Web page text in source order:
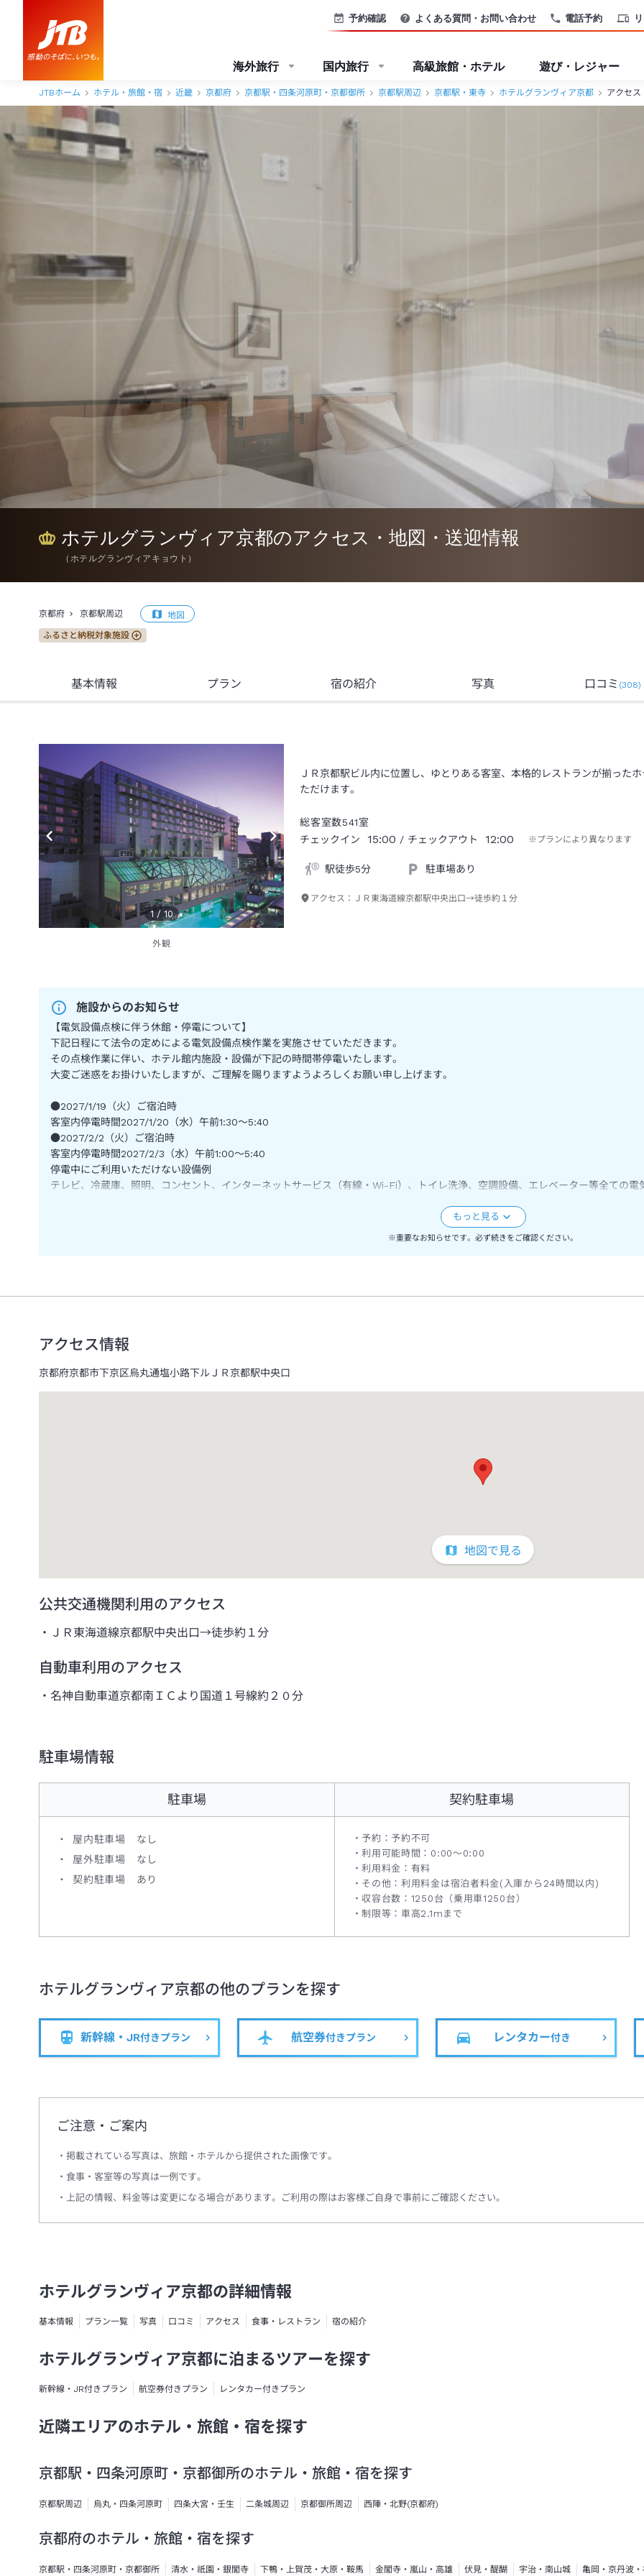
電話予約
予約確認 よくある質問・お問い合わせ
海外旅行 国内旅行 高級旅館・ホテル 遊び・レジャー
JTBホーム ホテル・旅館・宿 近畿 京都府 京都駅・四条河原町・京都御所 京都駅周辺 京都駅・東寺 ホテルグランヴィア京都 アクセス
ホテルグランヴィア京都のアクセス・地図・送迎情報
（ ホテルグランヴィアキョウト ）
京都府 京都駅周辺 地図
ふるさと納税対象施設
基本情報 プラン 宿の紹介 写真 口コミ (308)
1 / 10
外観
ＪＲ京都駅ビル内に位置し、ゆとりある客室、本格的レストランが揃った
ただけます。
総客室数541室
チェックイン
15:00 / チェックアウト 12:00 ※プランにより異なります
駅徒歩5分 駐車場あり
アクセス： ＪＲ東海道線京都駅中央出口→徒歩約１分
施設からのお知らせ
【電気設備点検に伴う休館・停電について】
下記日程にて法令の定めによる電気設備点検作業を実施させていただきます。
その点検作業に伴い、ホテル館内施設・設備が下記の時間帯停電いたします。
大変ご迷惑をお掛けいたしますが、ご理解を賜りますようよろしくお願い申し上げます。
●2027/1/19（火）ご宿泊時
客室内停電時間2027/1/20（水）午前1:30～5:40
●2027/2/2（火）ご宿泊時
客室内停電時間2027/2/3（水）午前1:00～5:40
停電中にご利用いただけない設備例
テレビ、冷蔵庫、照明、コンセント、インターネットサービス（有線・Wi-Fi）、トイレ洗浄、空調設備、エレベーター等全ての電
●8名以上のご予約（複数に分けた予約も含む）について、るるぶトラベル及びエース等の個人プランでのご予約は受け付けており
※重要なお知らせです。必ず続きをご確認ください。
アクセス情報
京都府京都市下京区烏丸通塩小路下ルＪＲ京都駅中央口
地図で見る
公共交通機関利用のアクセス
ＪＲ東海道線京都駅中央出口→徒歩約１分
自動車利用のアクセス
名神自動車道京都南ＩＣより国道１号線約２０分
駐車場情報
駐車場
屋内駐車場 なし
屋外駐車場 なし
契約駐車場 あり
契約駐車場
予約：予約不可
利用可能時間：0:00～0:00
利用料金：有料
その他：利用料金は宿泊者料金(入庫から24時間以内)
収容台数：1250台（乗用車1250台）
制限等：車高2.1mまで
ホテルグランヴィア京都の他のプランを探す
新幹線・JR付きプラン 航空券付きプラン レンタカー付き
ご注意・ご案内
掲載されている写真は、旅館・ホテルから提供された画像です。
食事・客室等の写真は一例です。
上記の情報、料金等は変更になる場合があります。ご利用の際はお客様ご自身で事前にご確認ください。
ホテルグランヴィア京都の詳細情報
基本情報 プラン一覧 写真 口コミ アクセス 食事・レストラン 宿の紹介
ホテルグランヴィア京都に泊まるツアーを探す
新幹線・JR付きプラン 航空券付きプラン レンタカー付きプラン
近隣エリアのホテル・旅館・宿を探す
京都駅・四条河原町・京都御所のホテル・旅館・宿を探す
京都駅周辺 烏丸・四条河原町 四条大宮・壬生 二条城周辺 京都御所周辺 西陣・北野(京都府)
京都府のホテル・旅館・宿を探す
京都駅・四条河原町・京都御所 清水・祇園・銀閣寺 下鴨・上賀茂・大原・鞍馬 金閣寺・嵐山・高雄 伏見・醍醐 宇治・南山城 亀岡・京丹波